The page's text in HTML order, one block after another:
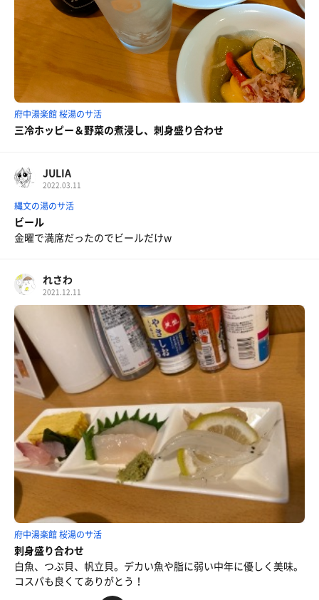
府中湯楽館 桜湯のサ活
三冷ホッピー＆野菜の煮浸し、刺身盛り合わせ
JULIA
2022.03.11
縄文の湯のサ活
ビール
金曜で満席だったのでビールだけw
れさわ
2021.12.11
府中湯楽館 桜湯のサ活
刺身盛り合わせ
白魚、つぶ貝、帆立貝。デカい魚や脂に弱い中年に優しく美味。
コスパも良くてありがとう！